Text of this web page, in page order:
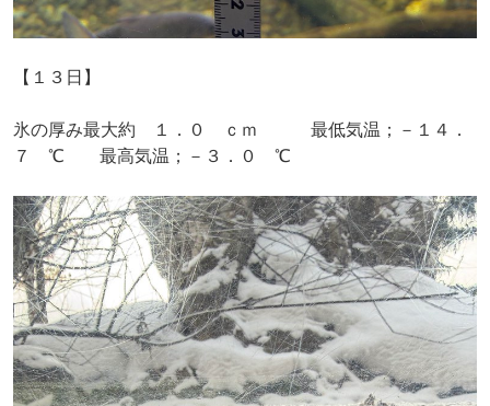
【１３日】
氷の厚み最大約 １．０ ｃｍ 最低気温；－１４．
７ ℃ 最高気温；－３．０ ℃